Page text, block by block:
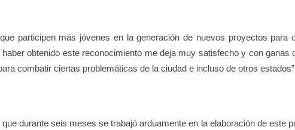
participen más jóvenes en la generación de nuevos proyectos para
obtenido este reconocimiento me deja muy satisfecho y con ganas
combatir ciertas problemáticas de la ciudad e incluso de otros
durante seis meses se trabajó arduamente en la elaboración de este